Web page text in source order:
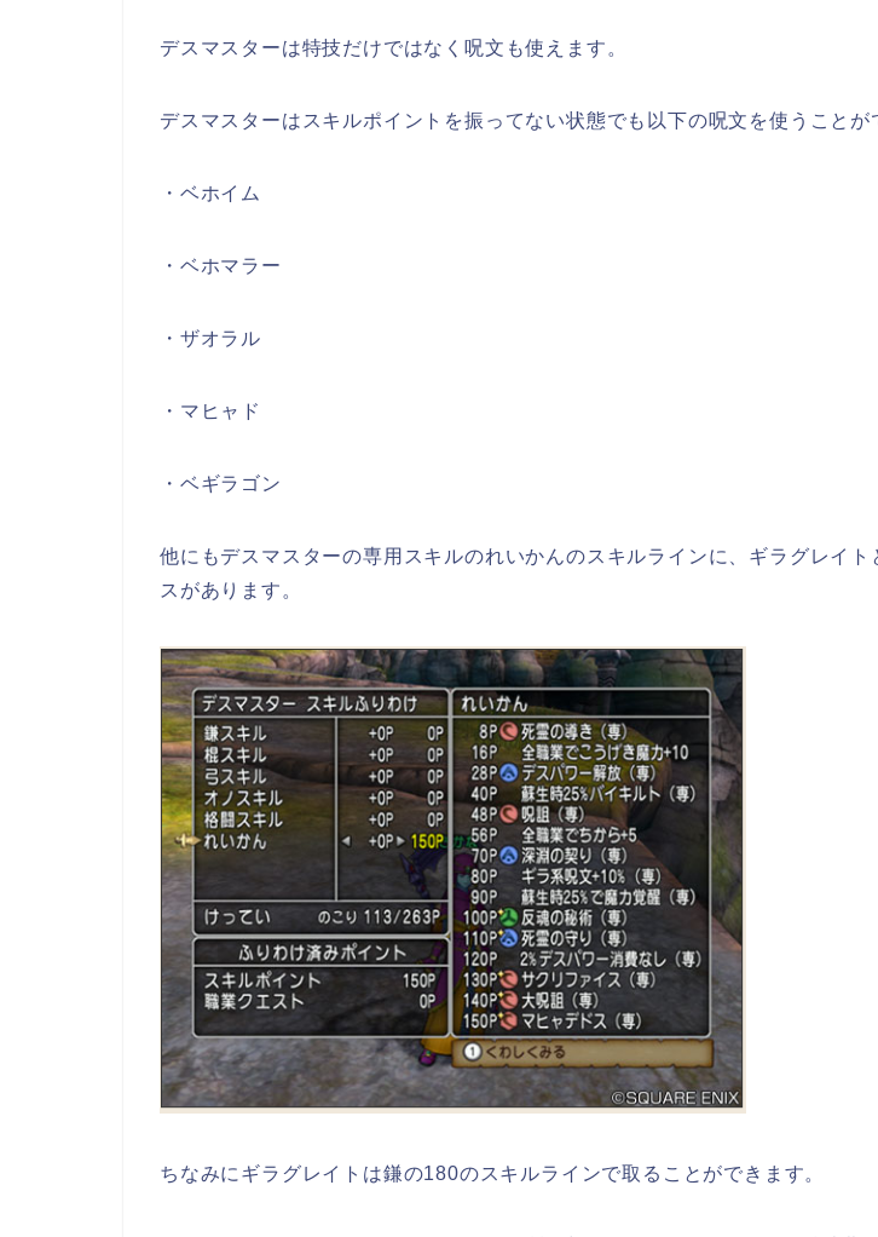
デスマスターは特技だけではなく呪文も使えます。
デスマスターはスキルポイントを振ってない状態でも以下の呪文を使うことが
・ベホイム
・ベホマラー
・ザオラル
・マヒャド
・ベギラゴン
他にもデスマスターの専用スキルのれいかんのスキルラインに、ギラグレイト
スがあります。
ちなみにギラグレイトは鎌の180のスキルラインで取ることができます。